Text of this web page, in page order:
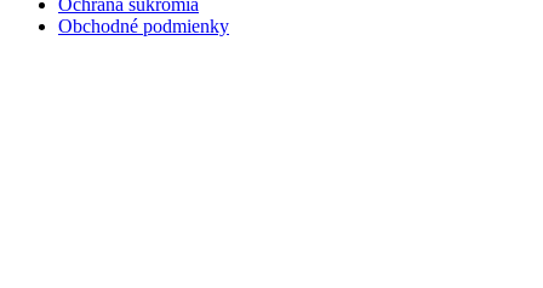
Obchodné podmienky